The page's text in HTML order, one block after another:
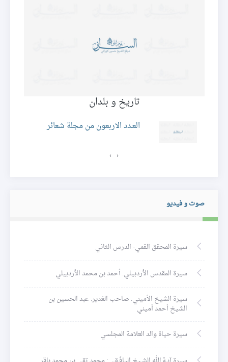
تاريخ و بلدان
العـدد الاربعون من مجلة شعائر
‹
›
صوت و فيديو
سيرة المحقق القمي- الدرس الثاني
سيرة المقدس الأردبيلي. أحمد بن محمد الأردبيلي
سيرة الشيخ الأميني. صاحب الغدير. عبد الحسين بن
الشيخ أحمد أميني
سيرة حياة والد العلامة المجلسي